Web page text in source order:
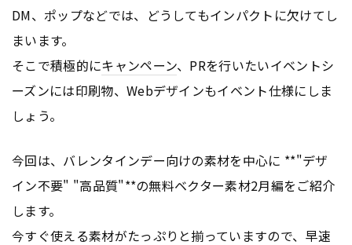
DM、ポップなどでは、どうしてもインパクトに欠けてし
まいます。
そこで積極的にキャンペーン、PRを行いたいイベントシ
ーズンには印刷物、Webデザインもイベント仕様にしま
しょう。
今回は、バレンタインデー向けの素材を中心に **"デザ
イン不要" "高品質"**の無料ベクター素材2月編をご紹介
します。
今すぐ使える素材がたっぷりと揃っていますので、早速